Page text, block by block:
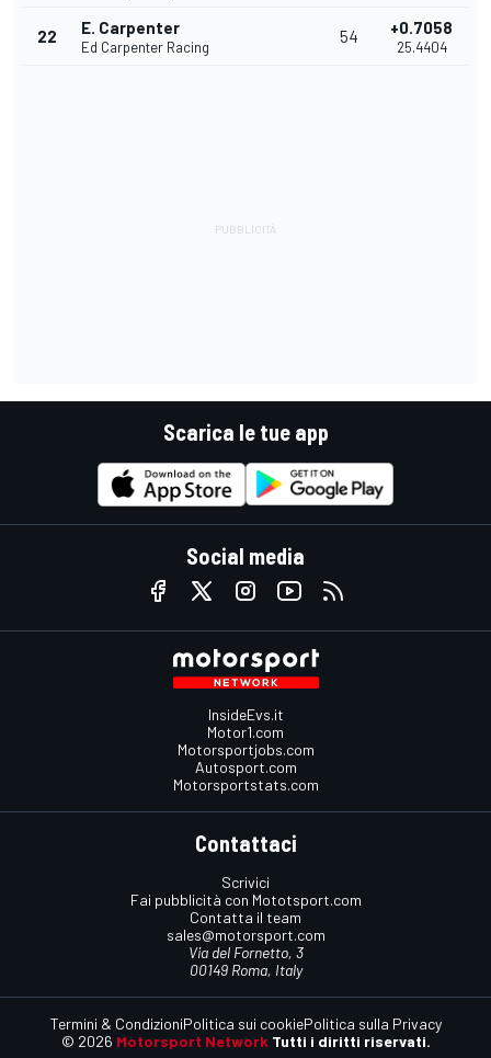
22 E. Carpenter
Ed Carpenter Racing
54 +0.7058
25.4404
Scarica le tue app
Social media
InsideEvs.it
Motor1.com
Motorsportjobs.com
Autosport.com
Motorsportstats.com
Contattaci
Scrivici
Fai pubblicità con Mototsport.com
Contatta il team
sales@motorsport.com
Via del Fornetto, 3
00149 Roma, Italy
© 2026 Motorsport Network Tutti i diritti riservati.
Termini & CondizioniPolitica sui cookiePolitica sulla Privacy